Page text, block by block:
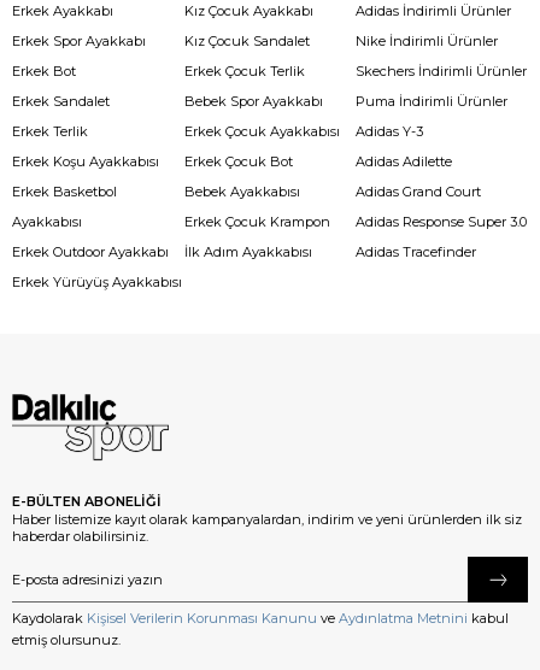
Erkek Ayakkabı
Erkek Spor Ayakkabı
Erkek Bot
Erkek Sandalet
Erkek Terlik
Erkek Koşu Ayakkabısı
Erkek Basketbol
Ayakkabısı
Erkek Outdoor Ayakkabı
Erkek Yürüyüş Ayakkabısı
Kız Çocuk Ayakkabı
Kız Çocuk Sandalet
Erkek Çocuk Terlik
Bebek Spor Ayakkabı
Erkek Çocuk Ayakkabısı
Erkek Çocuk Bot
Bebek Ayakkabısı
Erkek Çocuk Krampon
İlk Adım Ayakkabısı
Adidas İndirimli Ürünler
Nike İndirimli Ürünler
Skechers İndirimli Ürünler
Puma İndirimli Ürünler
Adidas Y-3
Adidas Adilette
Adidas Grand Court
Adidas Response Super 3.0
Adidas Tracefinder
E-BÜLTEN ABONELİĞİ
Haber listemize kayıt olarak kampanyalardan, indirim ve yeni ürünlerden ilk siz
haberdar olabilirsiniz.
Kaydolarak Kişisel Verilerin Korunması Kanunu ve Aydınlatma Metnini kabul
etmiş olursunuz.